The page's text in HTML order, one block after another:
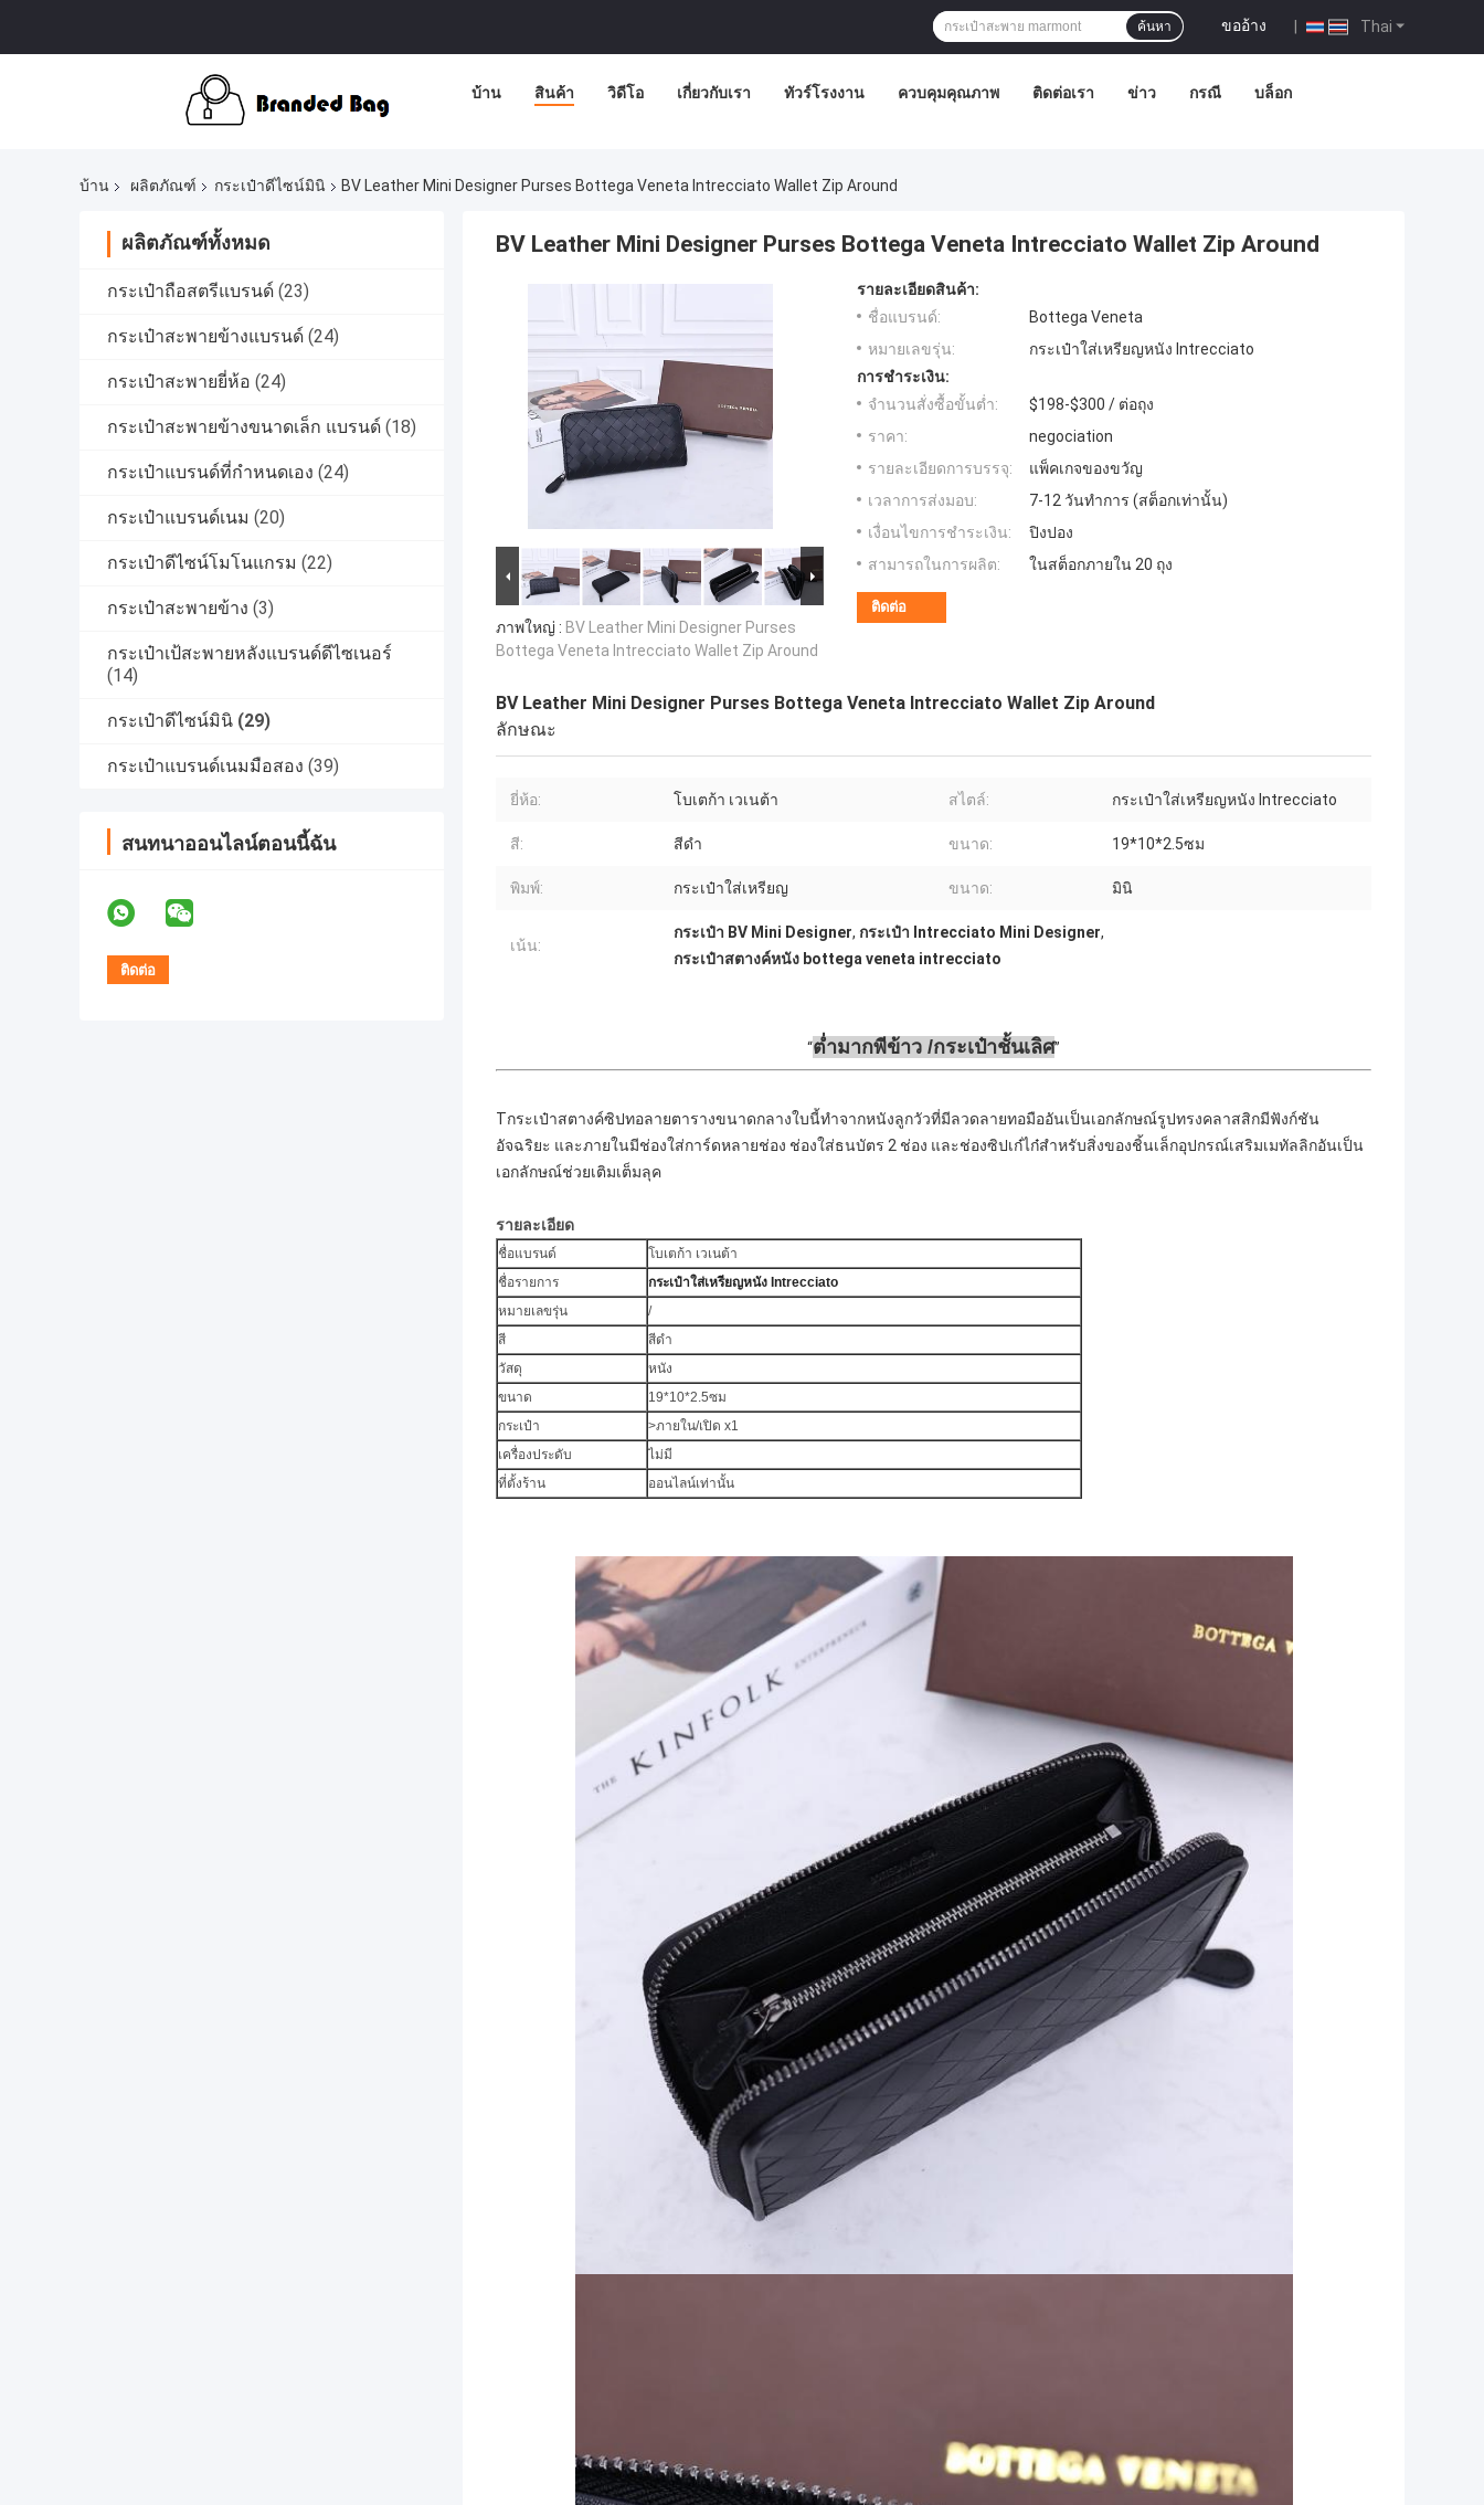
Thai
ขออ้าง |
ค้นหา
บ้าน สินค้า วิดีโอ เกี่ยวกับเรา ทัวร์โรงงาน ควบคุมคุณภาพ ติดต่อเรา ข่าว กรณี บล็อก
บ้าน ผลิตภัณฑ์ กระเป๋าดีไซน์มินิ BV Leather Mini Designer Purses Bottega Veneta Intrecciato Wallet Zip Around
ผลิตภัณฑ์ทั้งหมด
กระเป๋าถือสตรีแบรนด์ (23)
กระเป๋าสะพายข้างแบรนด์ (24)
กระเป๋าสะพายยี่ห้อ (24)
กระเป๋าสะพายข้างขนาดเล็ก แบรนด์ (18)
กระเป๋าแบรนด์ที่กำหนดเอง (24)
กระเป๋าแบรนด์เนม (20)
กระเป๋าดีไซน์โมโนแกรม (22)
กระเป๋าสะพายข้าง (3)
กระเป๋าเป้สะพายหลังแบรนด์ดีไซเนอร์
(14)
กระเป๋าดีไซน์มินิ (29)
กระเป๋าแบรนด์เนมมือสอง (39)
สนทนาออนไลน์ตอนนี้ฉัน
BV Leather Mini Designer Purses Bottega Veneta Intrecciato Wallet Zip Around
ภาพใหญ่ : BV Leather Mini Designer Purses
Bottega Veneta Intrecciato Wallet Zip Around
รายละเอียดสินค้า:
ชื่อแบรนด์:
Bottega Veneta
หมายเลขรุ่น:
กระเป๋าใส่เหรียญหนัง Intrecciato
การชำระเงิน:
จำนวนสั่งซื้อขั้นต่ำ:
$198-$300 / ต่อถุง
ราคา:
negociation
รายละเอียดการบรรจุ:
แพ็คเกจของขวัญ
เวลาการส่งมอบ:
7-12 วันทำการ (สต็อกเท่านั้น)
เงื่อนไขการชำระเงิน:
ปิงปอง
สามารถในการผลิต:
ในสต็อกภายใน 20 ถุง
ติดต่อ
BV Leather Mini Designer Purses Bottega Veneta Intrecciato Wallet Zip Around
ลักษณะ
ยี่ห้อ: โบเตก้า เวเนต้า สไตล์: กระเป๋าใส่เหรียญหนัง Intrecciato
สี: สีดำ ขนาด: 19*10*2.5ซม
พิมพ์: กระเป๋าใส่เหรียญ ขนาด: มินิ
เน้น:
กระเป๋า BV Mini Designer, กระเป๋า Intrecciato Mini Designer,
กระเป๋าสตางค์หนัง bottega veneta intrecciato
ต่ำมากพีข้าว /กระเป๋าชั้นเลิศ
Tกระเป๋าสตางค์ซิปทอลายตารางขนาดกลางใบนี้ทำจากหนังลูกวัวที่มีลวดลายทอมืออันเป็นเอกลักษณ์รูปทรงคลาสสิกมีฟังก์ชัน
อัจฉริยะ และภายในมีช่องใส่การ์ดหลายช่อง ช่องใส่ธนบัตร 2 ช่อง และช่องซิปเก๋ไก๋สำหรับสิ่งของชิ้นเล็กอุปกรณ์เสริมเมทัลลิกอันเป็น
เอกลักษณ์ช่วยเติมเต็มลุค
รายละเอียด
ชื่อแบรนด์
โบเตก้า เวเนต้า
ชื่อรายการ
กระเป๋าใส่เหรียญหนัง Intrecciato
หมายเลขรุ่น
/
สี
สีดำ
วัสดุ
หนัง
ขนาด
19*10*2.5ซม
กระเป๋า
>ภายใน/เปิด x1
เครื่องประดับ
ไม่มี
ที่ตั้งร้าน
ออนไลน์เท่านั้น